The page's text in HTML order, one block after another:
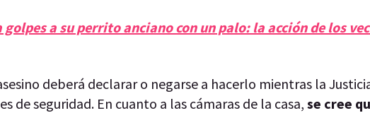
golpes a su perrito anciano con un palo: la acción de los
deberá declarar o negarse a hacerlo mientras la
de seguridad. En cuanto a las cámaras de la casa, se cree